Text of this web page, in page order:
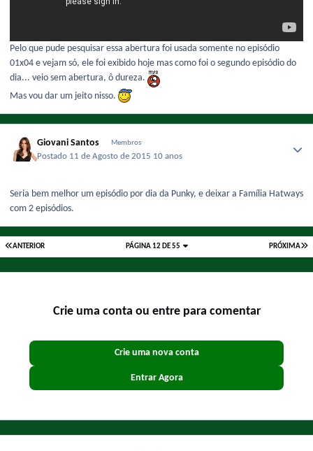
Pelo que pude pesquisar essa abertura foi usada somente no episódio
01x04 e vejam só, ele foi exibido hoje mas como foi o segundo episódio do
dia... veio sem abertura, ô dureza.
Mas vou dar um jeito nisso.
Giovani Santos Membros
Postado 11 de Agosto de 2015 10 anos
Seria bem melhor um episódio por dia da Punky, e deixar a Família Hatways
com 2 episódios.
ANTERIOR PRÓXIMA
PÁGINA 12 DE 55
Crie uma conta ou entre para comentar
Crie uma nova conta
Entrar Agora